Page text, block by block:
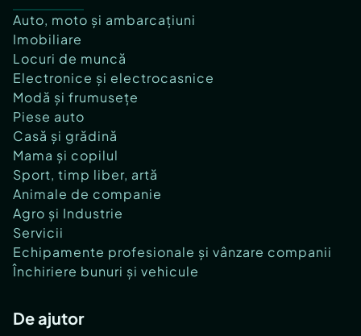
Auto, moto și ambarcațiuni
Imobiliare
Locuri de muncă
Electronice și electrocasnice
Modă și frumusețe
Piese auto
Casă și grădină
Mama și copilul
Sport, timp liber, artă
Animale de companie
Agro și Industrie
Servicii
Echipamente profesionale și vânzare companii
Închiriere bunuri și vehicule
De ajutor